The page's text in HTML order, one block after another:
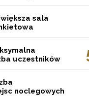
sala
uczestników
noclegowych